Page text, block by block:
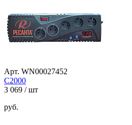
Арт. WN00027452
С2000
3 069 / шт
руб.